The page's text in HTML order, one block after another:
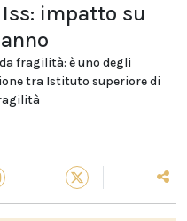
impatto su
fragilità: è uno degli
tra Istituto superiore di